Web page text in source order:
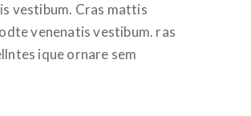
vestibum. Cras mattis
venenatis vestibum. ras
ique ornare sem